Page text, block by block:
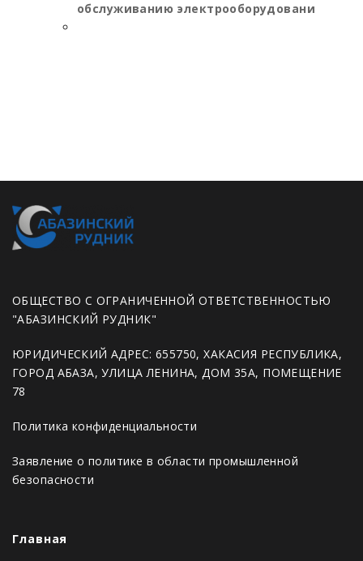
обслуживанию электрооборудовани
ОБЩЕСТВО С ОГРАНИЧЕННОЙ ОТВЕТСТВЕННОСТЬЮ
"АБАЗИНСКИЙ РУДНИК"
ЮРИДИЧЕСКИЙ АДРЕС: 655750, ХАКАСИЯ РЕСПУБЛИКА,
ГОРОД АБАЗА, УЛИЦА ЛЕНИНА, ДОМ 35А, ПОМЕЩЕНИЕ
78
Политика конфиденциальности
Заявление о политике в области промышленной
безопасности
Главная